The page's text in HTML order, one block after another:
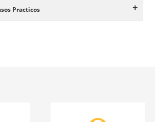
Practicos +